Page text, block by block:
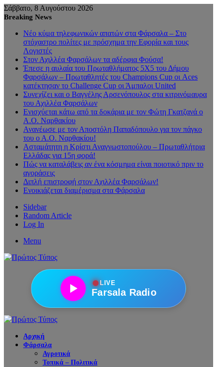
Σάββατο, 8 Αυγούστου 2026
Breaking News
Νέο κύμα τηλεφωνικών απατών στα Φάρσαλα – Στο
στόχαστρο πολίτες με πρόσχημα την Εφορία και τους
Λογιστές
Στον Αχιλλέα Φαρσάλων τα αδέρφια Φούσα!
Έπεσε η αυλαία του Πρωταθλήματος 5Χ5 του Δήμου
Φαρσάλων – Πρωταθλητές του Champions Cup οι Aces
κατέκτησαν το Challenge Cup οι Άμπαλοι United
Συνεχίζει και ο Βαγγέλης Αρσενόπουλος στα κιτρινόμαυρα
του Αχιλλέα Φαρσάλων
Ενισχύεται κάτω από τα δοκάρια με τον Φώτη Γκατζανά ο
Α.Ο. Ναρθακίου
Ανανέωσε με τον Αποστόλη Παπαδόπουλο για τον πάγκο
του ο Α.Ο. Ναρθακίου!
Ασταμάτητη η Κρίστι Αναγνωστοπούλου – Πρωταθλήτρια
Ελλάδας για 15η φορά!
Πώς να καταλάβεις αν ένα κόσμημα είναι ποιοτικό πριν το
αγοράσεις
Διπλή επιστροφή στον Αχιλλέα Φαρσάλων!
Ενοικιάζεται διαμέρισμα στα Φάρσαλα
Sidebar
Random Article
Log In
Menu
●LIVE
Farsala Radio
Αρχική
Φάρσαλα
Αγροτικά
Τοπικά – Πολιτικά